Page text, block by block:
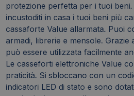
protezione perfetta per i tuoi
incustoditi in casa i tuoi beni più
cassaforte Value allarmata. Puoi
armadi, librerie e mensole. Grazie
può essere utilizzata facilmente
Le casseforti elettroniche Value
praticità. Si sbloccano con un
indicatori LED di stato e sono